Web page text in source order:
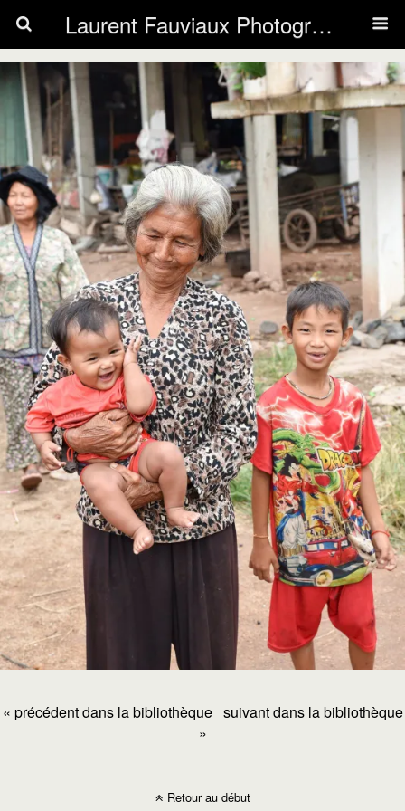
Laurent Fauviaux Photography
« précédent dans la bibliothèque suivant dans la bibliothèque
»
Retour au début